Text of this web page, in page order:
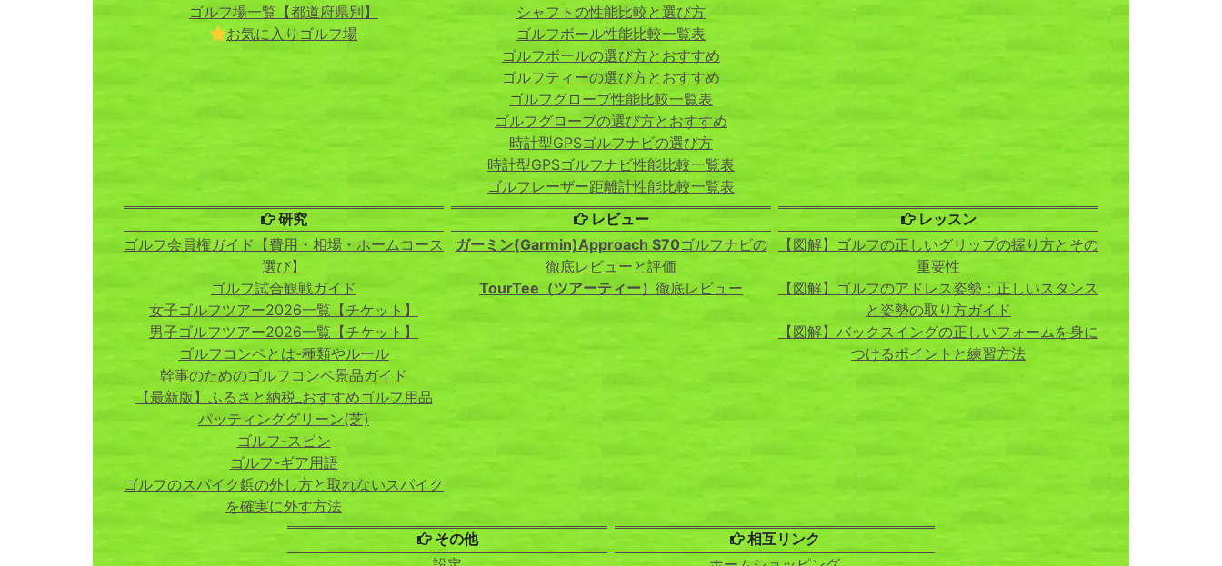
ゴルフ場一覧【都道府県別】
お気に入りゴルフ場
シャフトの性能比較と選び方
ゴルフボール性能比較一覧表
ゴルフボールの選び方とおすすめ
ゴルフティーの選び方とおすすめ
ゴルフグローブ性能比較一覧表
ゴルフグローブの選び方とおすすめ
時計型GPSゴルフナビの選び方
時計型GPSゴルフナビ性能比較一覧表
ゴルフレーザー距離計性能比較一覧表
研究
ゴルフ会員権ガイド【費用・相場・ホームコース
選び】
ゴルフ試合観戦ガイド
女子ゴルフツアー2026一覧【チケット】
男子ゴルフツアー2026一覧【チケット】
ゴルフコンペとは-種類やルール
幹事のためのゴルフコンペ景品ガイド
【最新版】ふるさと納税_おすすめゴルフ用品
パッティンググリーン(芝)
ゴルフ-スピン
ゴルフ-ギア用語
ゴルフのスパイク鋲の外し方と取れないスパイク
を確実に外す方法
レビュー
ガーミン(Garmin)Approach S70ゴルフナビの
徹底レビューと評価
TourTee（ツアーティー） 徹底レビュー
レッスン
【図解】ゴルフの正しいグリップの握り方とその
重要性
【図解】ゴルフのアドレス姿勢：正しいスタンス
と姿勢の取り方ガイド
【図解】バックスイングの正しいフォームを身に
つけるポイントと練習方法
その他 相互リンク